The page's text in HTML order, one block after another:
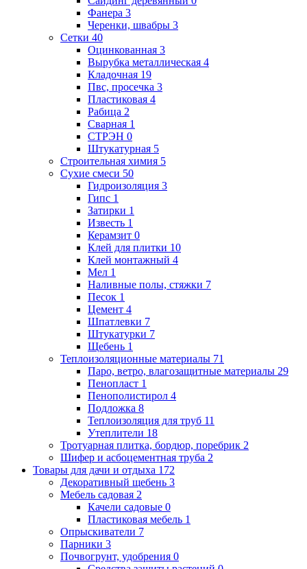
Фанера 3
Черенки, швабры 3
Сетки 40
Оцинкованная 3
Вырубка металлическая 4
Кладочная 19
Пвс, просечка 3
Пластиковая 4
Рабица 2
Сварная 1
СТРЭН 0
Штукатурная 5
Строительная химия 5
Сухие смеси 50
Гидроизоляция 3
Гипс 1
Затирки 1
Известь 1
Керамзит 0
Клей для плитки 10
Клей монтажный 4
Мел 1
Наливные полы, стяжки 7
Песок 1
Цемент 4
Шпатлевки 7
Штукатурки 7
Щебень 1
Теплоизоляционные материалы 71
Паро, ветро, влагозащитные материалы 29
Пенопласт 1
Пенополистирол 4
Подложка 8
Теплоизоляция для труб 11
Утеплители 18
Тротуарная плитка, бордюр, поребрик 2
Шифер и асбоцементная труба 2
Товары для дачи и отдыха 172
Декоративный щебень 3
Мебель садовая 2
Качели садовые 0
Пластиковая мебель 1
Опрыскиватели 7
Парники 3
Почвогрунт, удобрения 0